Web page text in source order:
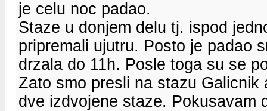
je celu noc padao.
Staze u donjem delu tj. ispod
pripremali ujutru. Posto je padao
drzala do 11h. Posle toga su se
Zato smo presli na stazu
dve izdvojene staze. Pokusavam